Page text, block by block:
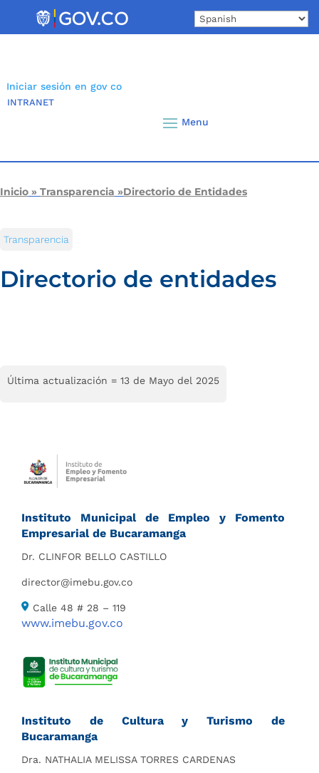
Iniciar sesión en gov co
INTRANET
Inicio » Transparencia »Directorio de Entidades
Transparencia
Directorio de entidades
Última actualización = 13 de Mayo del 2025
Instituto Municipal de Empleo y Fomento
Empresarial de Bucaramanga
Dr. CLINFOR BELLO CASTILLO
director@imebu.gov.co
Calle 48 # 28 – 119
www.imebu.gov.co
Instituto de Cultura y Turismo de
Bucaramanga
Dra. NATHALIA MELISSA TORRES CARDENAS